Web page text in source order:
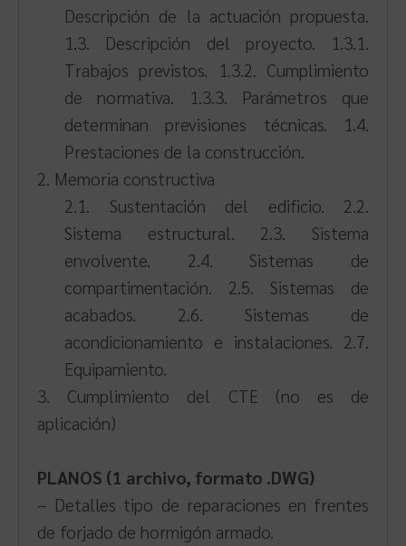
Descripción de la actuación propuesta.
1.3. Descripción del proyecto. 1.3.1.
Trabajos previstos. 1.3.2. Cumplimiento
de normativa. 1.3.3. Parámetros que
determinan previsiones técnicas. 1.4.
Prestaciones de la construcción.
2. Memoria constructiva
2.1. Sustentación del edificio. 2.2.
Sistema estructural. 2.3. Sistema
envolvente. 2.4. Sistemas de
compartimentación. 2.5. Sistemas de
acabados. 2.6. Sistemas de
acondicionamiento e instalaciones. 2.7.
Equipamiento.
3. Cumplimiento del CTE (no es de
aplicación)
PLANOS (1 archivo, formato .DWG)
– Detalles tipo de reparaciones en frentes
de forjado de hormigón armado.